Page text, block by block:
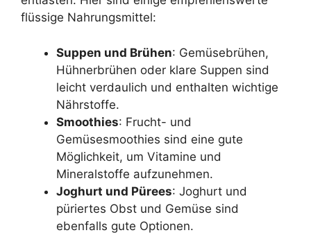
flüssige Nahrungsmittel:
Suppen und Brühen: Gemüsebrühen,
Hühnerbrühen oder klare Suppen sind
leicht verdaulich und enthalten wichtige
Nährstoffe.
Smoothies: Frucht- und
Gemüsesmoothies sind eine gute
Möglichkeit, um Vitamine und
Mineralstoffe aufzunehmen.
Joghurt und Pürees: Joghurt und
püriertes Obst und Gemüse sind
ebenfalls gute Optionen.